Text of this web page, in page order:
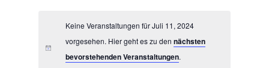
Keine Veranstaltungen für Juli 11, 2024
vorgesehen. Hier geht es zu dennächsten
bevorstehenden Veranstaltungen.